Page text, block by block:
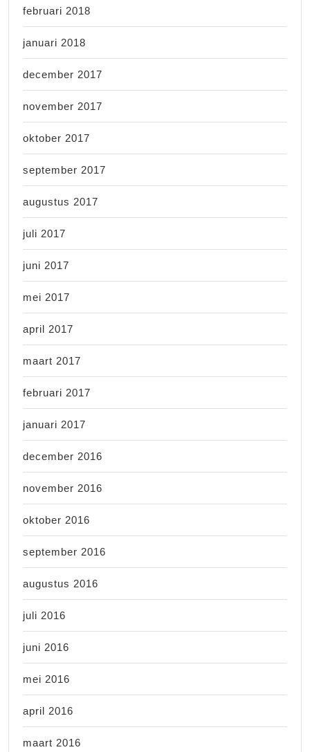
februari 2018
januari 2018
december 2017
november 2017
oktober 2017
september 2017
augustus 2017
juli 2017
juni 2017
mei 2017
april 2017
maart 2017
februari 2017
januari 2017
december 2016
november 2016
oktober 2016
september 2016
augustus 2016
juli 2016
juni 2016
mei 2016
april 2016
maart 2016